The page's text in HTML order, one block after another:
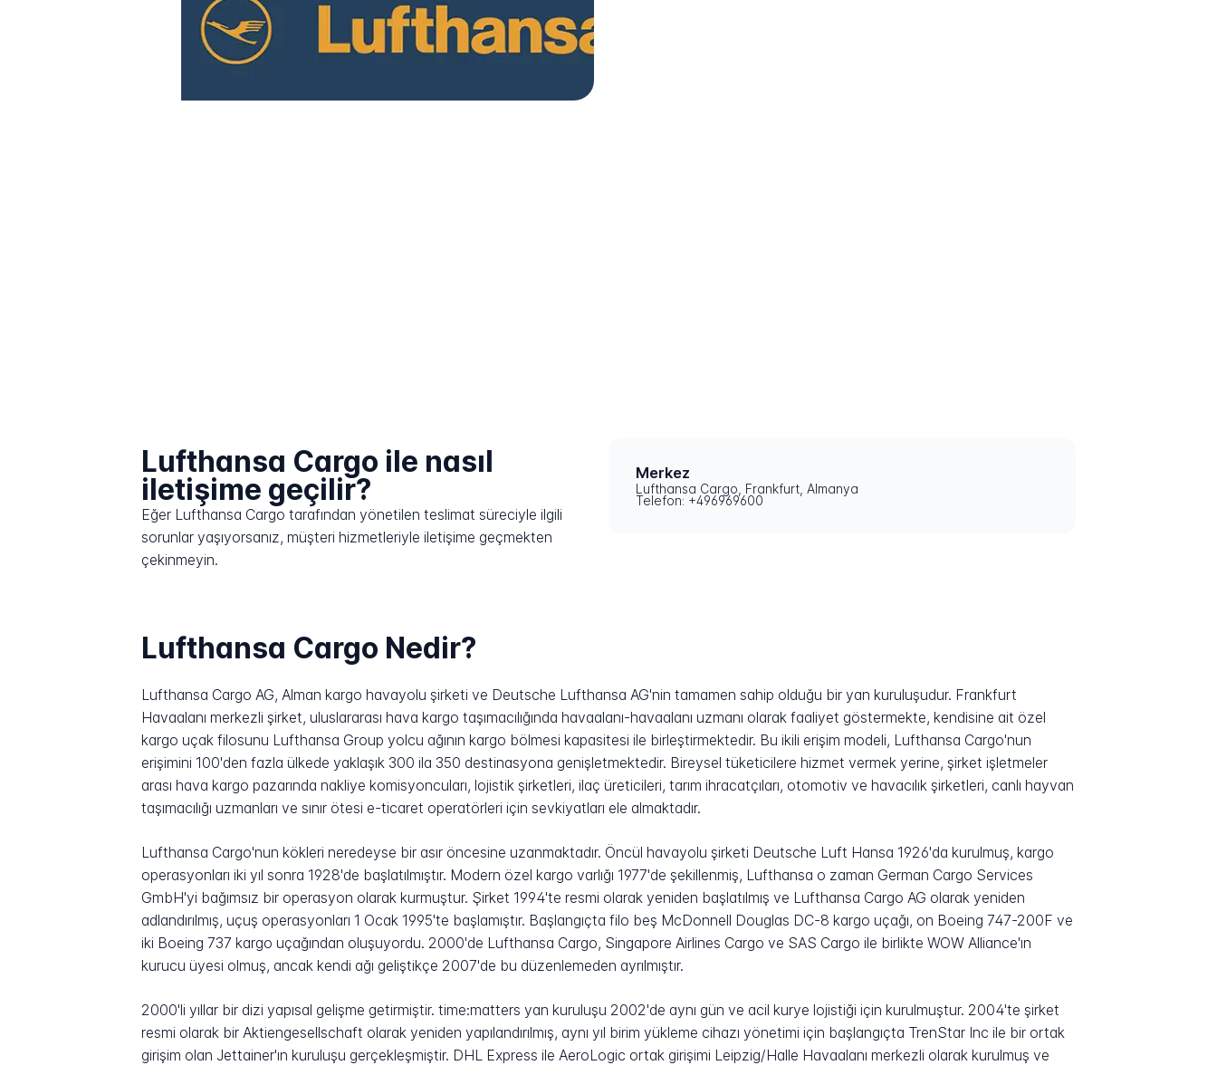
Lufthansa Cargo ile nasıl
iletişime geçilir?
Eğer Lufthansa Cargo tarafından yönetilen teslimat süreciyle ilgili
sorunlar yaşıyorsanız, müşteri hizmetleriyle iletişime geçmekten
çekinmeyin.
Merkez
Lufthansa Cargo, Frankfurt, Almanya
Telefon: +496969600
Lufthansa Cargo Nedir?
Lufthansa Cargo AG, Alman kargo havayolu şirketi ve Deutsche Lufthansa AG'nin tamamen sahip olduğu bir yan kuruluşudur. Frankfurt
Havaalanı merkezli şirket, uluslararası hava kargo taşımacılığında havaalanı-havaalanı uzmanı olarak faaliyet göstermekte, kendisine ait özel
kargo uçak filosunu Lufthansa Group yolcu ağının kargo bölmesi kapasitesi ile birleştirmektedir. Bu ikili erişim modeli, Lufthansa Cargo'nun
erişimini 100'den fazla ülkede yaklaşık 300 ila 350 destinasyona genişletmektedir. Bireysel tüketicilere hizmet vermek yerine, şirket işletmeler
arası hava kargo pazarında nakliye komisyoncuları, lojistik şirketleri, ilaç üreticileri, tarım ihracatçıları, otomotiv ve havacılık şirketleri, canlı hayvan
taşımacılığı uzmanları ve sınır ötesi e-ticaret operatörleri için sevkiyatları ele almaktadır.
Lufthansa Cargo'nun kökleri neredeyse bir asır öncesine uzanmaktadır. Öncül havayolu şirketi Deutsche Luft Hansa 1926'da kurulmuş, kargo
operasyonları iki yıl sonra 1928'de başlatılmıştır. Modern özel kargo varlığı 1977'de şekillenmiş, Lufthansa o zaman German Cargo Services
GmbH'yi bağımsız bir operasyon olarak kurmuştur. Şirket 1994'te resmi olarak yeniden başlatılmış ve Lufthansa Cargo AG olarak yeniden
adlandırılmış, uçuş operasyonları 1 Ocak 1995'te başlamıştır. Başlangıçta filo beş McDonnell Douglas DC-8 kargo uçağı, on Boeing 747-200F ve
iki Boeing 737 kargo uçağından oluşuyordu. 2000'de Lufthansa Cargo, Singapore Airlines Cargo ve SAS Cargo ile birlikte WOW Alliance'ın
kurucu üyesi olmuş, ancak kendi ağı geliştikçe 2007'de bu düzenlemeden ayrılmıştır.
2000'li yıllar bir dizi yapısal gelişme getirmiştir. time:matters yan kuruluşu 2002'de aynı gün ve acil kurye lojistiği için kurulmuştur. 2004'te şirket
resmi olarak bir Aktiengesellschaft olarak yeniden yapılandırılmış, aynı yıl birim yükleme cihazı yönetimi için başlangıçta TrenStar Inc ile bir ortak
girişim olan Jettainer'ın kuruluşu gerçekleşmiştir. DHL Express ile AeroLogic ortak girişimi Leipzig/Halle Havaalanı merkezli olarak kurulmuş ve